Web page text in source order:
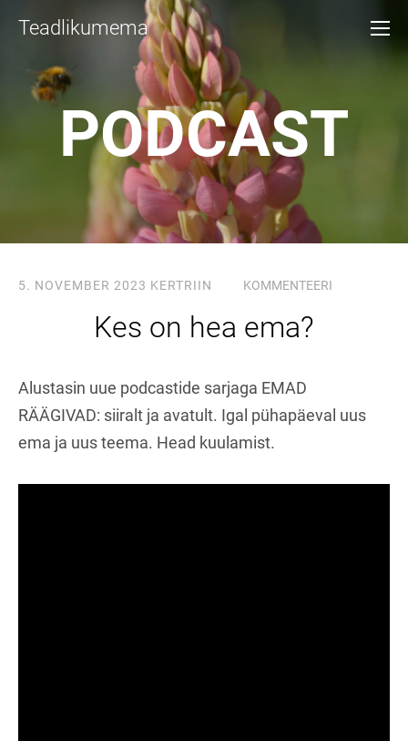
Teadlikumema
PODCAST
5. NOVEMBER 2023 KERTRIIN KOMMENTEERI
Kes on hea ema?
Alustasin uue podcastide sarjaga EMAD
RÄÄGIVAD: siiralt ja avatult. Igal pühapäeval uus
ema ja uus teema. Head kuulamist.